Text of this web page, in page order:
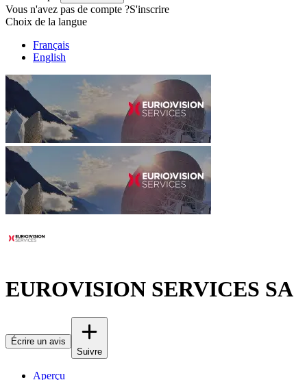
Vous n'avez pas de compte ?S'inscrire
Choix de la langue
Français
English
EUROVISION SERVICES SA
Écrire un avis
Suivre
Aperçu